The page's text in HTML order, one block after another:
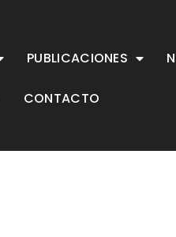
PUBLICACIONES
CONTACTO